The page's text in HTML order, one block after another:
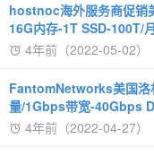
hostnoc海外服务商促销
16G内存-1T SSD-100T/
4年前（2022-05-02）
FantomNetworks美国洛
量/1Gbps带宽-40Gbps
4年前（2022-04-27）